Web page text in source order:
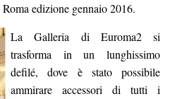
edizione gennaio 2016.
La Galleria di Euroma2 si
trasforma in un lunghissimo
defilé, dove è stato possibile
ammirare accessori di tutti i